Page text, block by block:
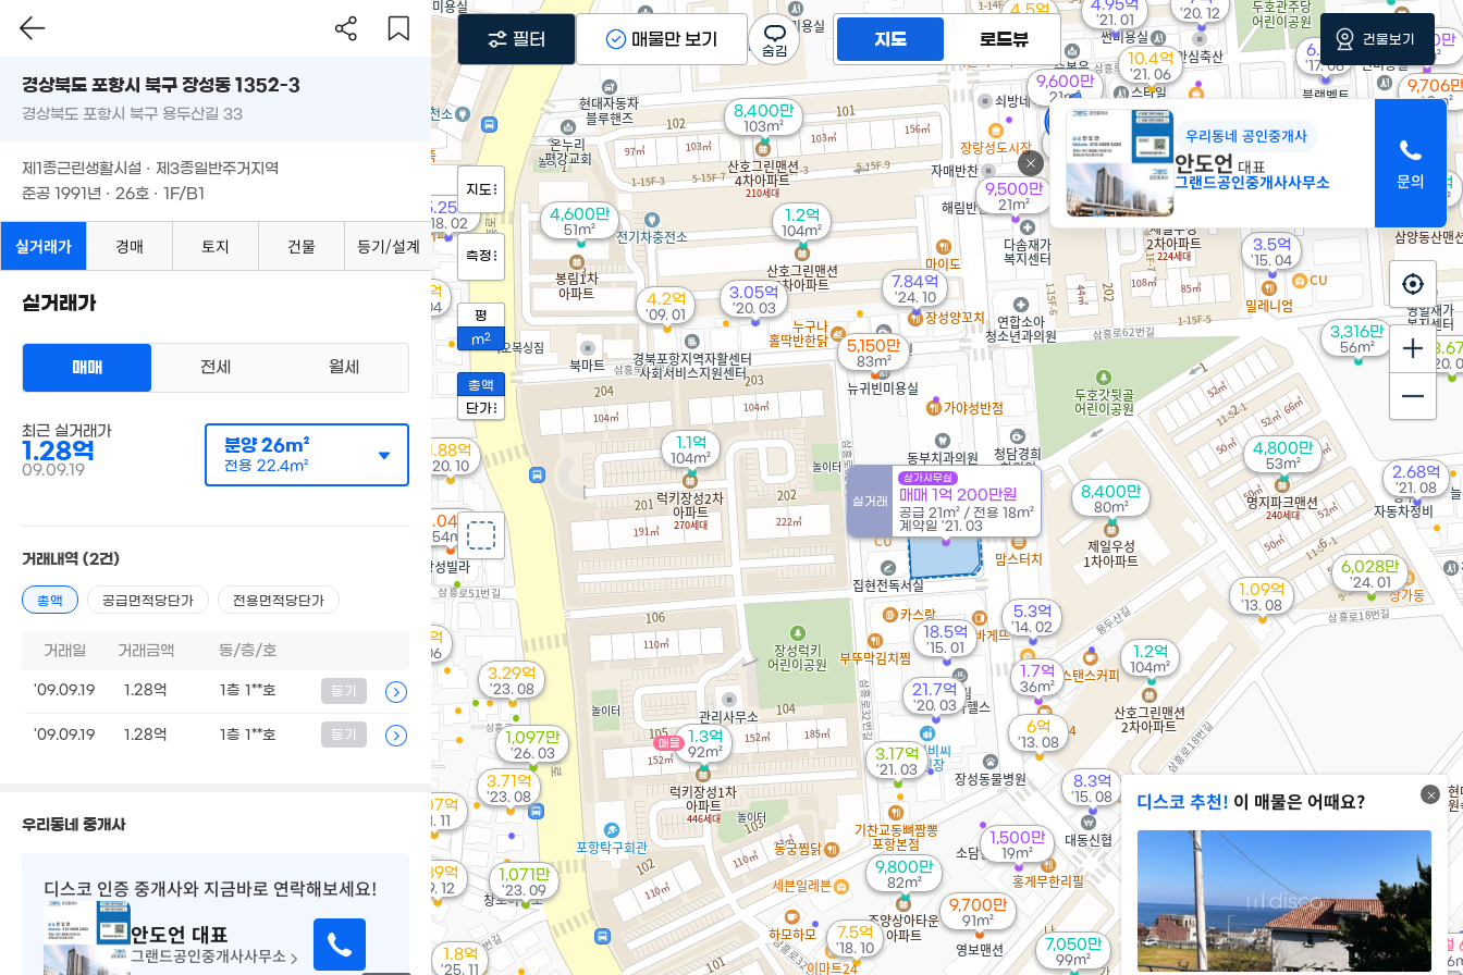
1.1억
104m²
1.3억
92m²
매물
8,400만
103m²
1.2억
104m²
5,800만
44m²
4,800만
53m²
1.2억
104m²
1,097만
'26. 03
9,800만
82m²
1,500만
19m²
8,400만
80m²
4,600만
51m²
100m²
7,050만
99m²
1.8억
'25. 11
9,700만
91m²
7.84억
'24. 10
1.04억
54m²
1.83억
'24. 04
6,028만
'24. 01
1.35억
123m²
4,500만
19m²
1,071만
'23. 09
3.71억
'23. 08
3.29억
'23. 08
9,600만
21m²
2.63억
'23. 06
1.09억
108m²
5,150만
83m²
1,700만
32m²
1.8억
194m²
1.7억
36m²
4.07억
'21. 11
2.68억
'21. 08
10.4억
'21. 06
실거래
상가사무실
매매 1억 200만원
공급 21m² / 전용 18m²
계약일 '21. 03
3.17억
'21. 03
4.95억
'21. 01 '20. 12
1.88억
'20. 10
9,500만
21m²
'20.
21.7억
'20. 03
3.05억
'20. 03
1.39억
'19. 12
7.5억
'18. 10
8.95억
'18. 04
5.25억
'18. 02
6.3억
'17. 06
3,316만
56m²
12.31억
'16. 03
8.3억
'15. 08
3.5억
'15. 04
18.5억
'15. 01
5.3억
'14. 02
6억
'13. 08
1.09억
'13. 08
9,706만
62m²
4.5억
4.2억
'09. 01
디스코 추천! 이 매물은 어때요?
우리동네 공인중개사
안도언 대표
그랜드공인중개사사무소
지도 로드뷰
지도
측정
평
m2
총액
단가
필터 매물만 보기 건물보기
경상북도 포항시 북구 장성동 1352-3
경상북도 포항시 북구 용두산길 33
제1종근린생활시설 · 제3종일반주거지역
준공 1991년 · 26호 · 1F/B1
실거래가 경매 토지 건물 등기/설계
실거래가
매매 전세 월세
최근 실거래가
1.28억
09.09.19
분양26m²
전용 22.4m²
거래내역 (2건)
총액 공급면적당단가 전용면적당단가
거래일 거래금액 동/층/호
'09.09.19 1.28억 1층 1**호 등기
'09.09.19 1.28억 1층 1**호 등기
우리동네 중개사
디스코 인증 중개사와 지금바로 연락해보세요!
안도언 대표
그랜드공인중개사사무소